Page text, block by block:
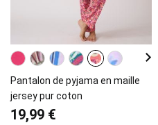
Pantalon de pyjama en maille
jersey pur coton
19,99 €